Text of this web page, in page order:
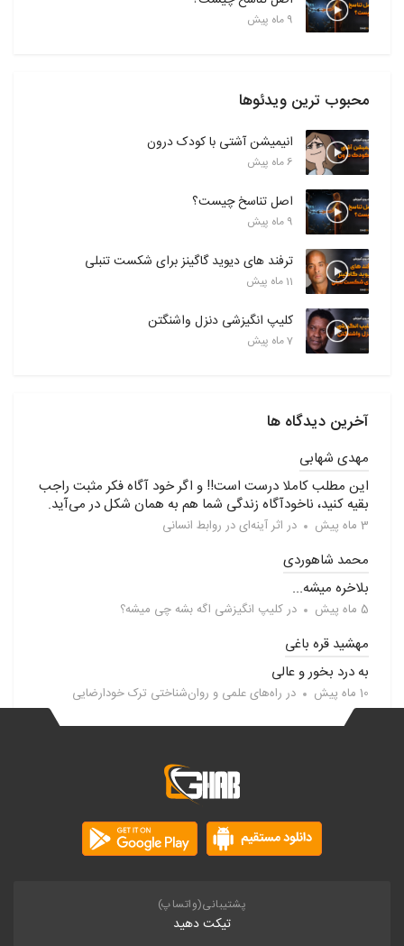
9 ماه پیش
محبوب ترین ویدئوها
انیمیشن آشتی با کودک درون
6 ماه پیش
اصل تناسخ چیست؟
9 ماه پیش
ترفند های دیوید گاگینز برای شکست تنبلی
11 ماه پیش
کلیپ انگیزشی دنزل واشنگتن
7 ماه پیش
آخرین دیدگاه ها
مهدی شهابی
این مطلب کاملا درست است!! و اگر خود آگاه فکر مثبت راجب
بقیه کنید، ناخودآگاه زندگی شما هم به همان شکل در می‌آید.
3 ماه پیش در اثر آینه‌ای در روابط انسانی
محمد شاهوردی
بلاخره میشه...
5 ماه پیش درکلیپ انگیزشی اگه بشه چی میشه؟
مهشید قره باغی
به درد بخور و عالی
10 ماه پیش در راه‌های علمی و روان‌شناختی ترک خودارضایی
پشتیبانی(واتساپ)
تیکت دهید